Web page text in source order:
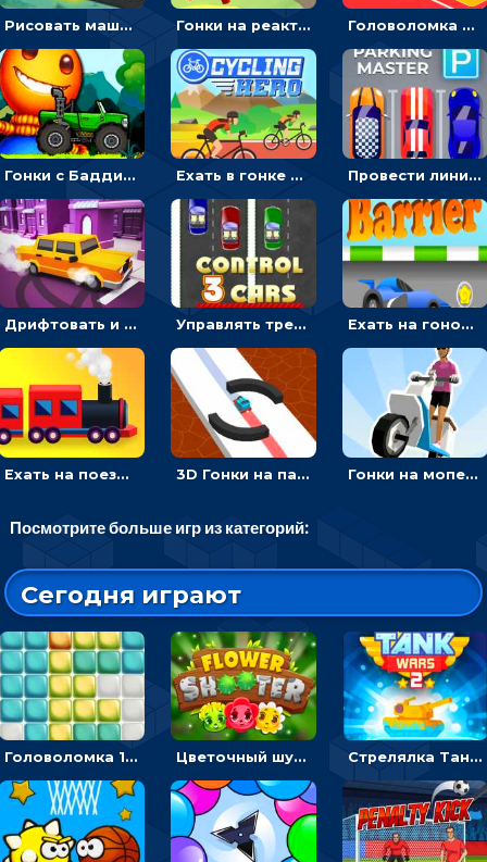
Рисовать машину и выигрывать гонку - для мальчиков Гонки на реактивном ранце: избегать преград, чтобы лететь к финишу Головоломка Парк-стоянка: рисовать линии, чтобы парковать машины
Гонки с Бадди: ехать на джипе и собирать монеты Ехать в гонке на велосипедах через трамплины к финишу на скорость - спортивные Провести линию, чтобы припарковать машину на место и собрать монеты - гонки
Дрифтовать и парковаться на городской трассе - гонки Управлять тремя машинками в разных рядах на трассе - гонки Ехать на гоночной машине, чтобы обходить преграды и собирать звезды - для мальчиков
Ехать на поезде, через препятствия и собирать пассажиров - для мальчиков 3D Гонки на паровозике: ехать по линии или обходить преграды Гонки на мопеде с курьером: менять полосы движения, чтобы собирать деньги
Посмотрите больше игр из категорий:
Сегодня играют
Головоломка 10х10 Цветочный шутер: стрелять пчелками по цветам Стрелялка Танковые войны: бить по танку врага, чтобы уничтожить зло